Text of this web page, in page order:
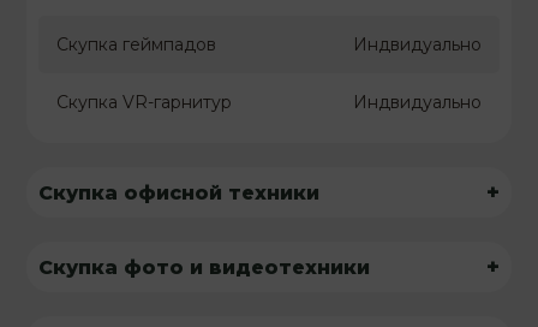
Скупка геймпадов Индвидуально
Скупка VR-гарнитур Индвидуально
Скупка офисной техники +
Скупка фото и видеотехники +